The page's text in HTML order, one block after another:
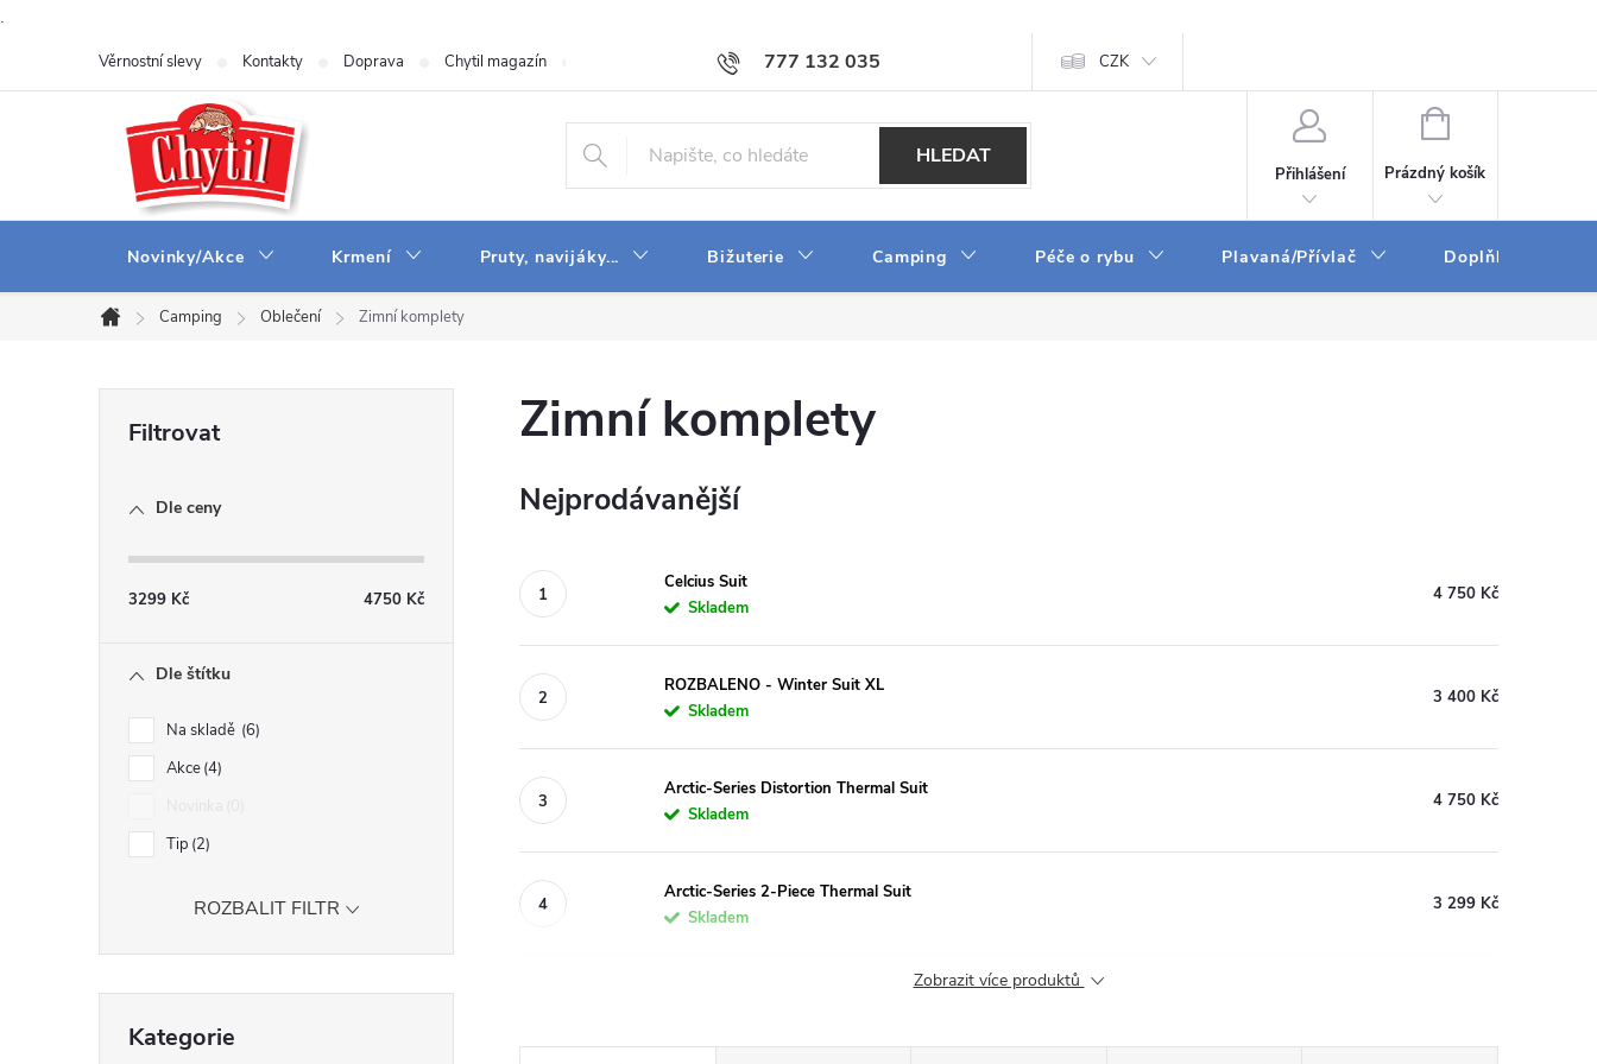
.
777 132 035
Věrnostní slevy Kontakty Doprava Chytil magazín Obchodní podmínky Velkoobchod Napište nám Zpracování osobních údajů
CZK
HLEDAT
Přihlášení
NÁKUPNÍ
Prázdný košík
Novinky/Akce Krmení Pruty, navijáky... Bižuterie Camping Péče o rybu Plavaná/Přívlač Doplňky a
Domů
Camping Oblečení Zimní komplety
p
a
Dle ceny
3299 Kč 4750 Kč
Dle štítku
Na skladě 6
Akce 4
Tip 2
ROZBALIT FILTR
kategorie
Kategorie
Zimní komplety
Nejprodávanější
Celcius Suit
Skladem
4 750 Kč
ROZBALENO - Winter Suit XL
Skladem
3 400 Kč
Arctic-Series Distortion Thermal Suit
Skladem
4 750 Kč
Arctic-Series 2-Piece Thermal Suit
Skladem
3 299 Kč
Zobrazit více produktů